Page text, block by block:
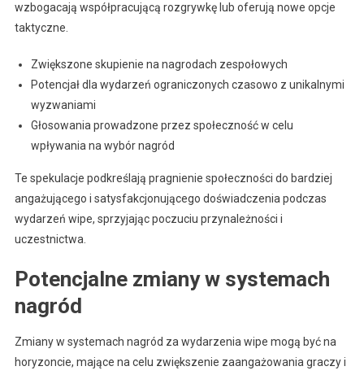
wzbogacają współpracującą rozgrywkę lub oferują nowe opcje
taktyczne.
Zwiększone skupienie na nagrodach zespołowych
Potencjał dla wydarzeń ograniczonych czasowo z unikalnymi
wyzwaniami
Głosowania prowadzone przez społeczność w celu
wpływania na wybór nagród
Te spekulacje podkreślają pragnienie społeczności do bardziej
angażującego i satysfakcjonującego doświadczenia podczas
wydarzeń wipe, sprzyjając poczuciu przynależności i
uczestnictwa.
Potencjalne zmiany w systemach
nagród
Zmiany w systemach nagród za wydarzenia wipe mogą być na
horyzoncie, mające na celu zwiększenie zaangażowania graczy i